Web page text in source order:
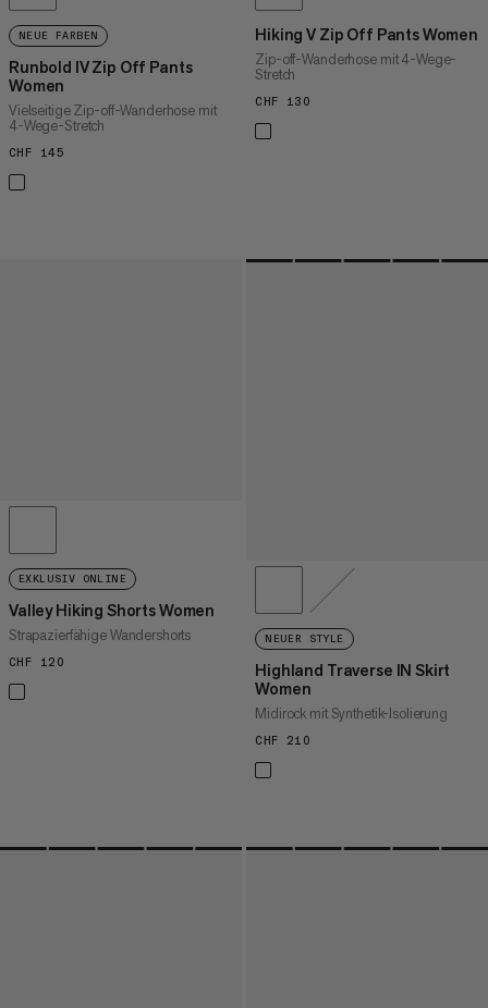
NEUE FARBEN
Runbold IV Zip Off Pants
Women
Vielseitige Zip-off-Wanderhose mit
4-Wege-Stretch
CHF 145
Hiking V Zip Off Pants Women
Zip-off-Wanderhose mit 4-Wege-
Stretch
CHF 130
EXKLUSIV ONLINE
Valley Hiking Shorts Women
Strapazierfähige Wandershorts
CHF 120
NEUER STYLE
Highland Traverse IN Skirt
Women
Midirock mit Synthetik-Isolierung
CHF 210